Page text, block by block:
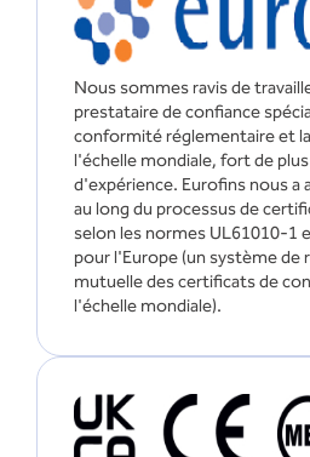
Nous sommes ravis de
prestataire de confiance
conformité réglementaire et
l'échelle mondiale, fort de
d'expérience. Eurofins nous
au long du processus de
selon les normes UL61010-1
pour l'Europe (un système de
mutuelle des certificats de
l'échelle mondiale).